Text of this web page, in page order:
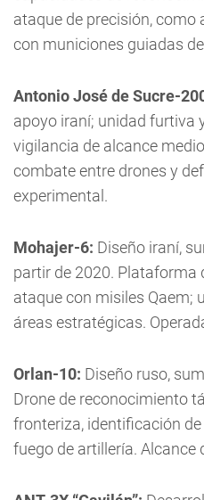
ataque de precisión, como
con municiones guiadas
Antonio José de Sucre-
apoyo iraní; unidad furtiva
vigilancia de alcance
combate entre drones y
experimental.
Mohajer-6: Diseño iraní,
partir de 2020. Plataforma
ataque con misiles Qaem;
áreas estratégicas.
Orlan-10: Diseño ruso,
Drone de reconocimiento
fronteriza, identificación
fuego de artillería. Alcance